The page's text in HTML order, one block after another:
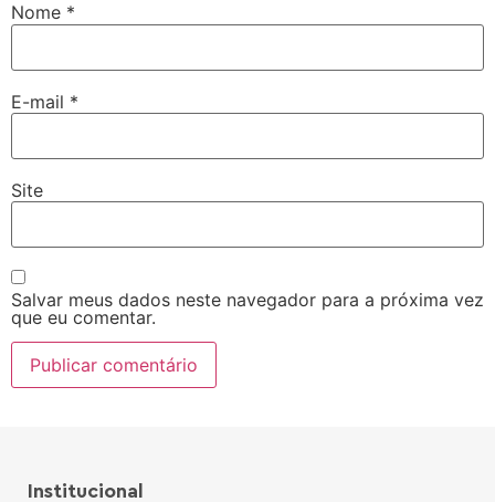
Nome *
E-mail *
Site
Salvar meus dados neste navegador para a próxima vez
que eu comentar.
Institucional